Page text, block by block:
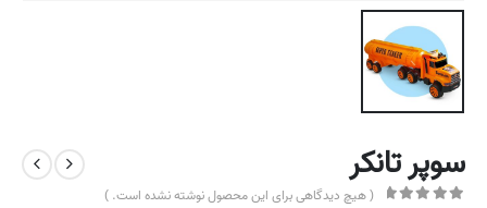
سوپر تانکر
( هیچ دیدگاهی برای این محصول نوشته نشده است. )